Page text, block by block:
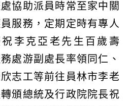
協助派員時常至家中關
服務，定期定時有專人
李克亞老先生百歲壽
處游副處長率領同仁、
志工等前往員林市李老
頒總統及行政院院長祝